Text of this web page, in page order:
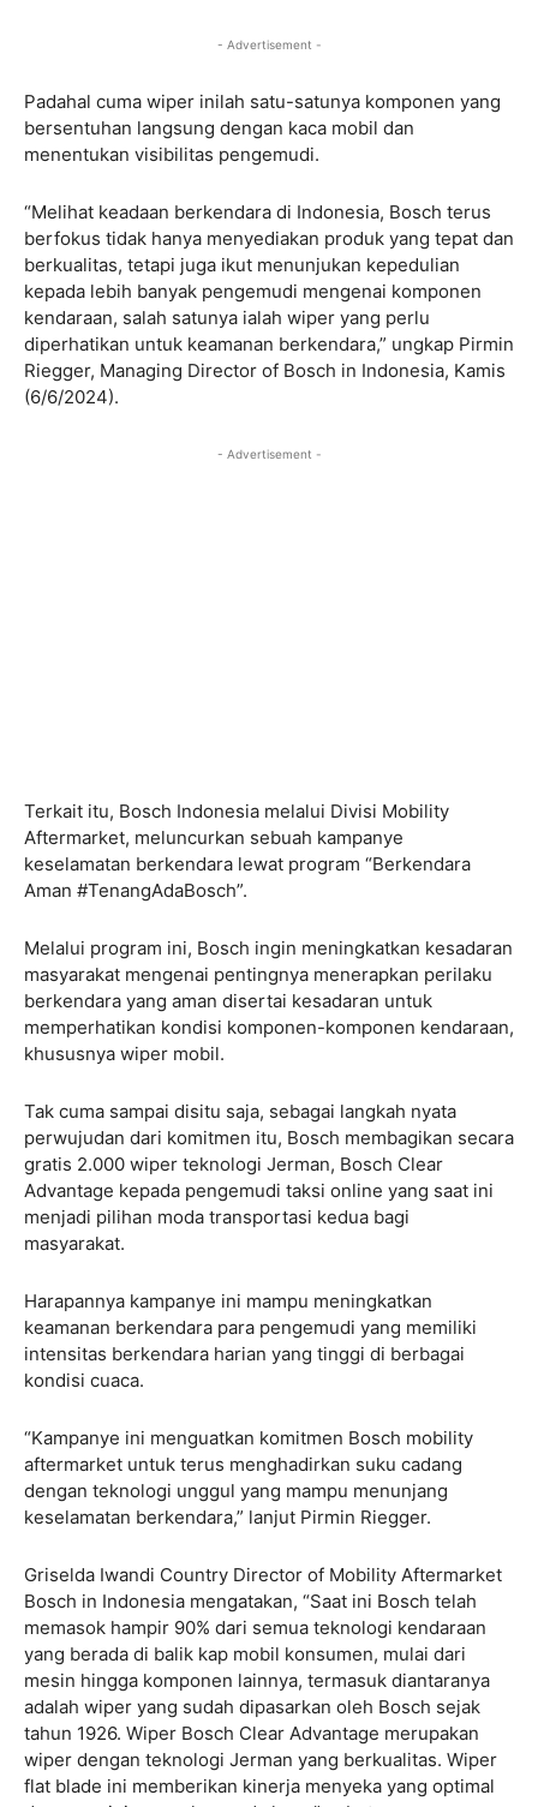
- Advertisement -
Padahal cuma wiper inilah satu-satunya komponen yang
bersentuhan langsung dengan kaca mobil dan
menentukan visibilitas pengemudi.
“Melihat keadaan berkendara di Indonesia, Bosch terus
berfokus tidak hanya menyediakan produk yang tepat dan
berkualitas, tetapi juga ikut menunjukan kepedulian
kepada lebih banyak pengemudi mengenai komponen
kendaraan, salah satunya ialah wiper yang perlu
diperhatikan untuk keamanan berkendara,” ungkap Pirmin
Riegger, Managing Director of Bosch in Indonesia, Kamis
(6/6/2024).
- Advertisement -
Terkait itu, Bosch Indonesia melalui Divisi Mobility
Aftermarket, meluncurkan sebuah kampanye
keselamatan berkendara lewat program “Berkendara
Aman #TenangAdaBosch”.
Melalui program ini, Bosch ingin meningkatkan kesadaran
masyarakat mengenai pentingnya menerapkan perilaku
berkendara yang aman disertai kesadaran untuk
memperhatikan kondisi komponen-komponen kendaraan,
khususnya wiper mobil.
Tak cuma sampai disitu saja, sebagai langkah nyata
perwujudan dari komitmen itu, Bosch membagikan secara
gratis 2.000 wiper teknologi Jerman, Bosch Clear
Advantage kepada pengemudi taksi online yang saat ini
menjadi pilihan moda transportasi kedua bagi
masyarakat.
Harapannya kampanye ini mampu meningkatkan
keamanan berkendara para pengemudi yang memiliki
intensitas berkendara harian yang tinggi di berbagai
kondisi cuaca.
“Kampanye ini menguatkan komitmen Bosch mobility
aftermarket untuk terus menghadirkan suku cadang
dengan teknologi unggul yang mampu menunjang
keselamatan berkendara,” lanjut Pirmin Riegger.
Griselda Iwandi Country Director of Mobility Aftermarket
Bosch in Indonesia mengatakan, “Saat ini Bosch telah
memasok hampir 90% dari semua teknologi kendaraan
yang berada di balik kap mobil konsumen, mulai dari
mesin hingga komponen lainnya, termasuk diantaranya
adalah wiper yang sudah dipasarkan oleh Bosch sejak
tahun 1926. Wiper Bosch Clear Advantage merupakan
wiper dengan teknologi Jerman yang berkualitas. Wiper
flat blade ini memberikan kinerja menyeka yang optimal